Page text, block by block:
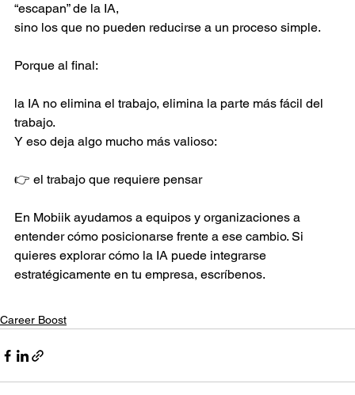
“escapan” de la IA,
sino los que no pueden reducirse a un proceso simple.
Porque al final:
la IA no elimina el trabajo, elimina la parte más fácil del
trabajo.
Y eso deja algo mucho más valioso:
👉 el trabajo que requiere pensar
En Mobiik ayudamos a equipos y organizaciones a
entender cómo posicionarse frente a ese cambio. Si
quieres explorar cómo la IA puede integrarse
estratégicamente en tu empresa, escríbenos.
Career Boost